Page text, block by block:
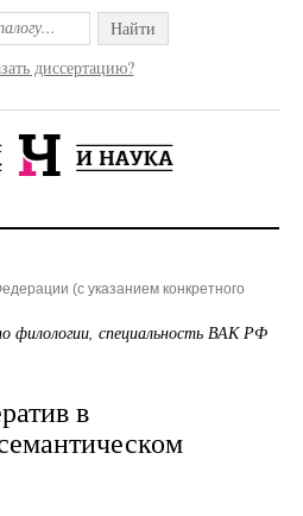
Найти
диссертацию?
(с указанием конкретного
филологии, специальность ВАК РФ
в